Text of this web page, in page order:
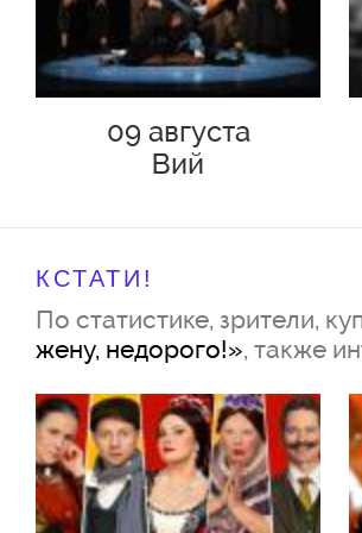
Мария Кравченко/
Алена Савастова/
Екатерина
Роман Юнусов/
Верещагин/Павел
Ескин
Александр
Илья Оболонков/
Алексеев
09 августа
Вий
КСТАТИ!
По статистике, зрители,
жену, недорого!», также